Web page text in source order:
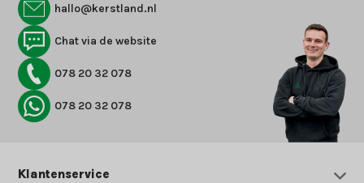
hallo@kerstland.nl
Chat via de website
078 20 32 078
078 20 32 078
Klantenservice